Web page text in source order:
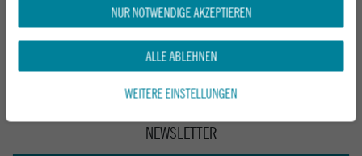
GEPRÜFTE SICHERHEIT
NEWSLETTER
NUR NOTWENDIGE AKZEPTIEREN
ALLE ABLEHNEN
WEITERE EINSTELLUNGEN